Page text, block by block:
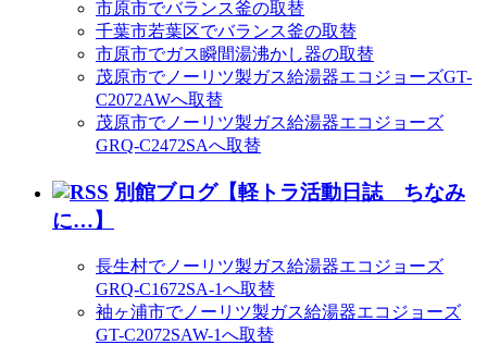
市原市でバランス釜の取替
千葉市若葉区でバランス釜の取替
市原市でガス瞬間湯沸かし器の取替
茂原市でノーリツ製ガス給湯器エコジョーズGT-
C2072AWへ取替
茂原市でノーリツ製ガス給湯器エコジョーズ
GRQ-C2472SAへ取替
別館ブログ【軽トラ活動日誌 ちなみ
に…】
長生村でノーリツ製ガス給湯器エコジョーズ
GRQ-C1672SA-1へ取替
袖ヶ浦市でノーリツ製ガス給湯器エコジョーズ
GT-C2072SAW-1へ取替